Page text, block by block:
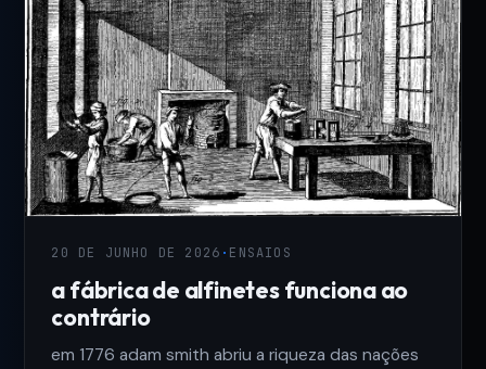
20 DE JUNHO DE 2026 · ENSAIOS
a fábrica de alfinetes funciona ao
contrário
em 1776 adam smith abriu a riqueza das nações